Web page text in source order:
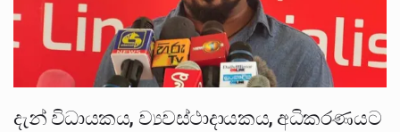
දැන් විධායකය, ව්‍යවස්ථාදායකය, අධිකරණයට